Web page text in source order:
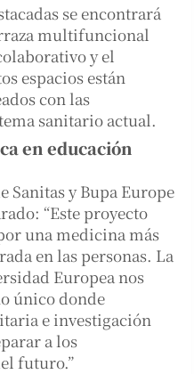
se encontrará
multifuncional
y el
espacios están
con las
sanitario actual.
en educación
Sanitas y Bupa Europe
“Este proyecto
una medicina más
en las personas. La
Europea nos
único donde
e investigación
a los
futuro.”